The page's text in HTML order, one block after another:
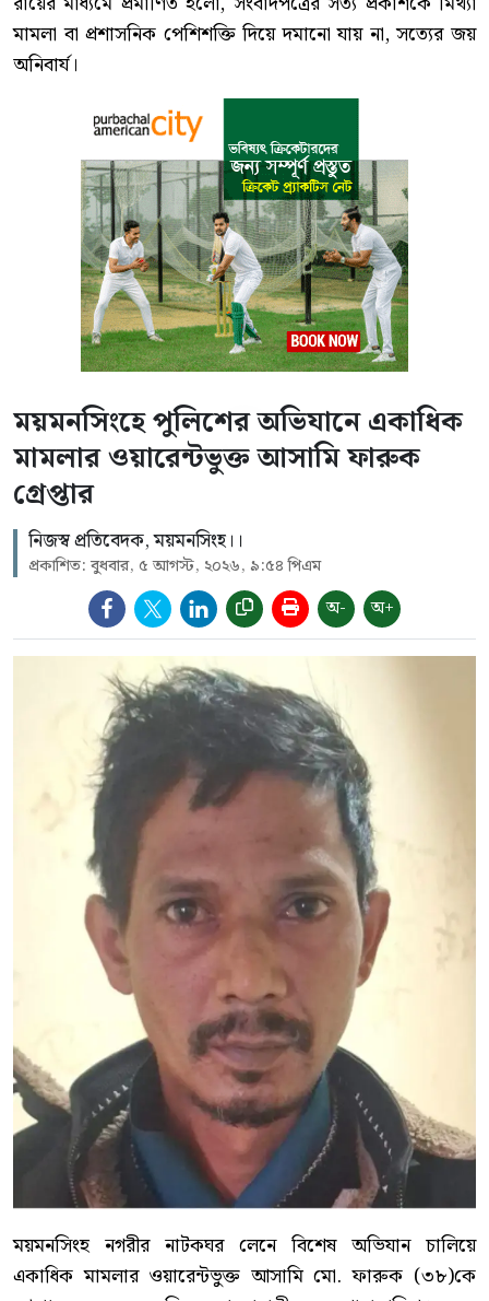
মামলা বা প্রশাসনিক পেশিশক্তি দিয়ে দমানো যায় না, সত্যের জয়
অনিবার্য।
ময়মনসিংহে পুলিশের অভিযানে একাধিক
মামলার ওয়ারেন্টভুক্ত আসামি ফারুক
গ্রেপ্তার
নিজস্ব প্রতিবেদক, ময়মনসিংহ।।
প্রকাশিত: বুধবার, ৫ আগস্ট, ২০২৬, ৯:৫৪ পিএম
অ- অ+
ময়মনসিংহ নগরীর নাটকঘর লেনে বিশেষ অভিযান চালিয়ে
একাধিক মামলার ওয়ারেন্টভুক্ত আসামি মো. ফারুক (৩৮)কে